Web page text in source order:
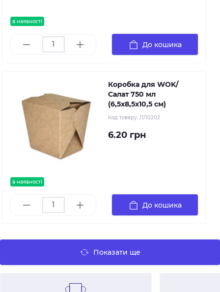
в наявності
До кошика
в наявності
Коробка для WOK/
Салат 750 мл
(6,5х8,5х10,5 см)
Код товару: ЛЛ0202
6.20 грн
До кошика
Показати ще